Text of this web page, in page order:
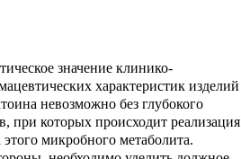
значение клинико-
характеристик изделий
невозможно без глубокого
при которых происходит реализация
этого микробного метаболита.